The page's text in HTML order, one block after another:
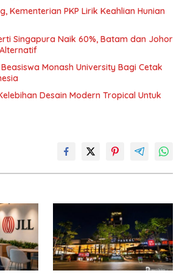
Kementerian PKP Lirik Keahlian Hunian
Singapura Naik 60%, Batam dan Johor
Monash University Bagi Cetak
Desain Modern Tropical Untuk